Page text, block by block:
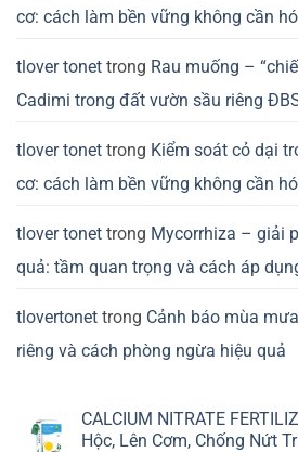
cơ: cách làm bền vững không cần
tlover tonet trong Rau muống –
Cadimi trong đất vườn sầu riêng
tlover tonet trong Kiểm soát cỏ dại
cơ: cách làm bền vững không cần
tlover tonet trong Mycorrhiza – giải
quả: tầm quan trọng và cách áp
tlovertonet trong Cảnh báo mùa
riêng và cách phòng ngừa hiệu quả
CALCIUM NITRATE
Hộc, Lên Cơm, Chống Nứt